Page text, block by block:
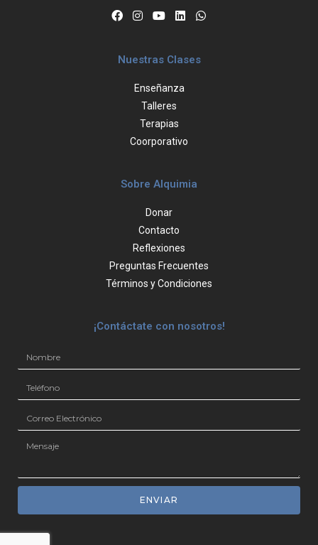
Nuestras Clases
Enseñanza
Talleres
Terapias
Coorporativo
Sobre Alquimia
Donar
Contacto
Reflexiones
Preguntas Frecuentes
Términos y Condiciones
¡Contáctate con nosotros!
ENVIAR